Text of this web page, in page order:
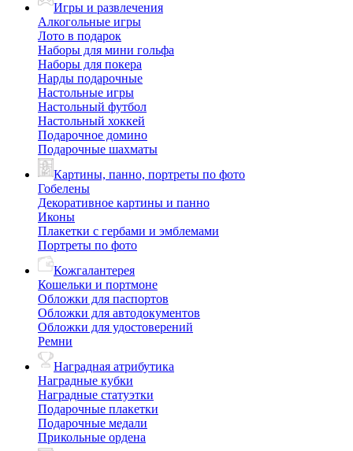
Игры и развлечения
Алкогольные игры
Лото в подарок
Наборы для мини гольфа
Наборы для покера
Нарды подарочные
Настольные игры
Настольный футбол
Настольный хоккей
Подарочное домино
Подарочные шахматы
Картины, панно, портреты по фото
Гобелены
Декоративное картины и панно
Иконы
Плакетки с гербами и эмблемами
Портреты по фото
Кожгалантерея
Кошельки и портмоне
Обложки для паспортов
Обложки для автодокументов
Обложки для удостоверений
Ремни
Наградная атрибутика
Наградные кубки
Наградные статуэтки
Подарочные плакетки
Подарочные медали
Прикольные ордена